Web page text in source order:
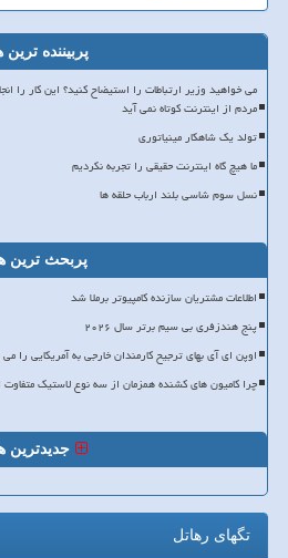
پربیننده ترین
می خواهید وزیر ارتباطات را استیضاح کنید؟ این کار را
مردم از اینترنت کوتاه نمی آید
تولد یک شاهکار مینیاتوری
ما هیچ گاه اینترنت حقیقی را تجربه نکردیم
نسل سوم شاسی بلند ارباب حلقه ها
پربحث ترین
اطلاعات مشتریان سازنده کامپیوتر برملا شد
پنج هندزفری بی سیم برتر سال ۲۰۲۶
اوپن ای آی بهای ترجیح کارمندان خارجی به آمریکایی را
چرا کامیون های کشنده همزمان از سه نوع لاستیک متفاوت
جدیدترین
تگهای رهاتل